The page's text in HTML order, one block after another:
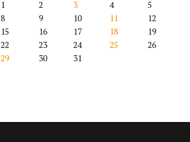
1
2 3 4
5
8 9 10 11
12
15 16 17 18
19
22 23 24 25
26
29 30 31